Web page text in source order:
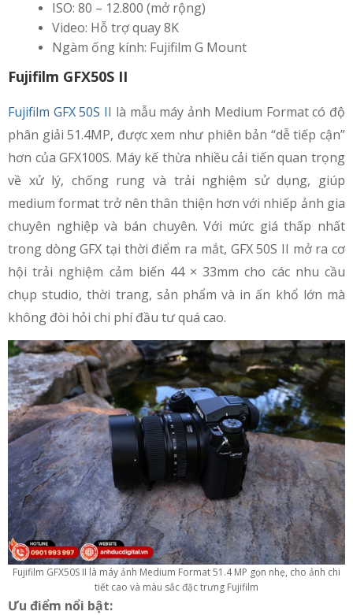
ISO: 80 – 12.800 (mở rộng)
Video: Hỗ trợ quay 8K
Ngàm ống kính: Fujifilm G Mount
Fujifilm GFX50S II
Fujifilm GFX 50S II là mẫu máy ảnh Medium Format có độ
phân giải 51.4MP, được xem như phiên bản “dễ tiếp cận”
hơn của GFX100S. Máy kế thừa nhiều cải tiến quan trọng
về xử lý, chống rung và trải nghiệm sử dụng, giúp
medium format trở nên thân thiện hơn với nhiếp ảnh gia
chuyên nghiệp và bán chuyên. Với mức giá thấp nhất
trong dòng GFX tại thời điểm ra mắt, GFX 50S II mở ra cơ
hội trải nghiệm cảm biến 44 × 33mm cho các nhu cầu
chụp studio, thời trang, sản phẩm và in ấn khổ lớn mà
không đòi hỏi chi phí đầu tư quá cao.
Fujifilm GFX50S II là máy ảnh Medium Format 51.4 MP gọn nhẹ, cho ảnh chi
tiết cao và màu sắc đặc trưng Fujifilm
Ưu điểm nổi bật: